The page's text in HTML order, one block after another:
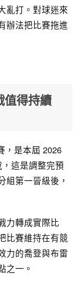
亂打。對球迷來
辦法把比賽拖進
值得持續
，是本屆 2026
這是調整完預
組第一晉級後，
力轉成實際比
比賽維持在有競
力的喬登與布雷
之一。